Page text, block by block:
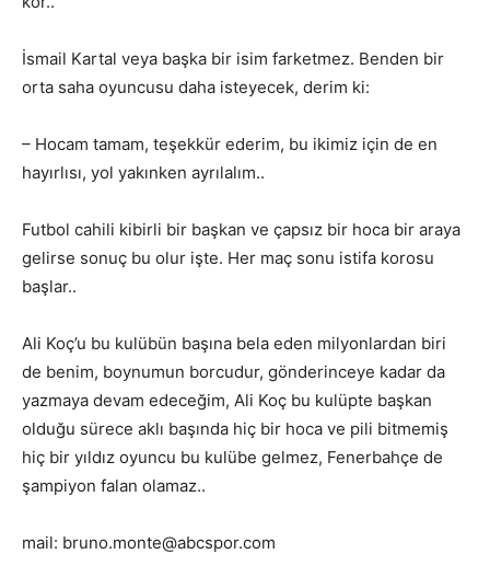
İsmail Kartal veya başka bir isim farketmez. Benden bir
orta saha oyuncusu daha isteyecek, derim ki:
– Hocam tamam, teşekkür ederim, bu ikimiz için de en
hayırlısı, yol yakınken ayrılalım..
Futbol cahili kibirli bir başkan ve çapsız bir hoca bir araya
gelirse sonuç bu olur işte. Her maç sonu istifa korosu
başlar..
Ali Koç’u bu kulübün başına bela eden milyonlardan biri
de benim, boynumun borcudur, gönderinceye kadar da
yazmaya devam edeceğim, Ali Koç bu kulüpte başkan
olduğu sürece aklı başında hiç bir hoca ve pili bitmemiş
hiç bir yıldız oyuncu bu kulübe gelmez, Fenerbahçe de
şampiyon falan olamaz..
mail: bruno.monte@abcspor.com